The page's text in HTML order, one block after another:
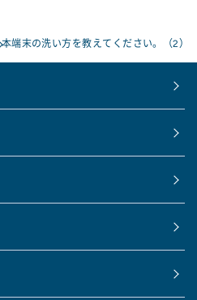
本端末の洗い方を教えてください。（2）